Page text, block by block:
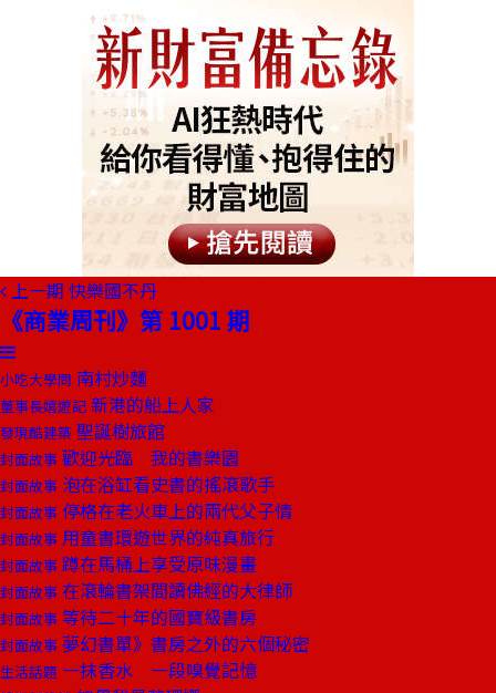
上一期 快樂國不丹
《商業周刊》第 1001 期
小吃大學問 南村炒麵
董事長嬉遊記 新港的船上人家
發現酷建築 聖誕樹旅館
封面故事 歡迎光臨 我的書樂園
封面故事 泡在浴缸看史書的搖滾歌手
封面故事 停格在老火車上的兩代父子情
封面故事 用童書環遊世界的純真旅行
封面故事 蹲在馬桶上享受原味漫畫
封面故事 在滾輪書架間讀佛經的大律師
封面故事 等待二十年的國寶級書房
封面故事 夢幻書單》書房之外的六個秘密
生活話題 一抹香水 一段嗅覺記憶